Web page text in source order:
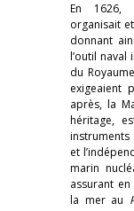
En 1626,
organisait
donnant
l’outil
du
exigeaient
après, la
héritage,
et
marin
assurant
la mer au